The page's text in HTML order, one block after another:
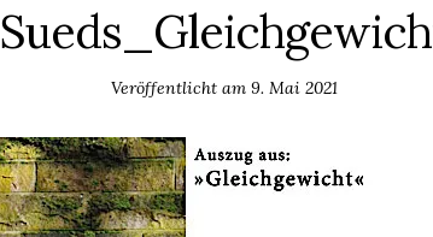
Veröffentlicht am 9. Mai 2021